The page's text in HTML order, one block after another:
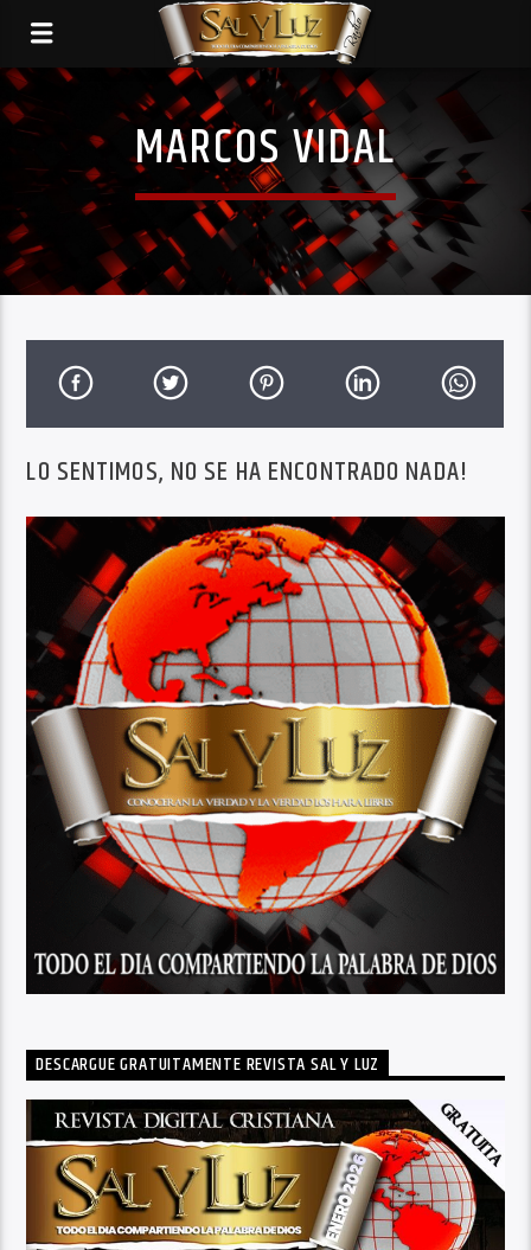
MARCOS VIDAL
LO SENTIMOS, NO SE HA ENCONTRADO NADA!
DESCARGUE GRATUITAMENTE REVISTA SAL Y LUZ